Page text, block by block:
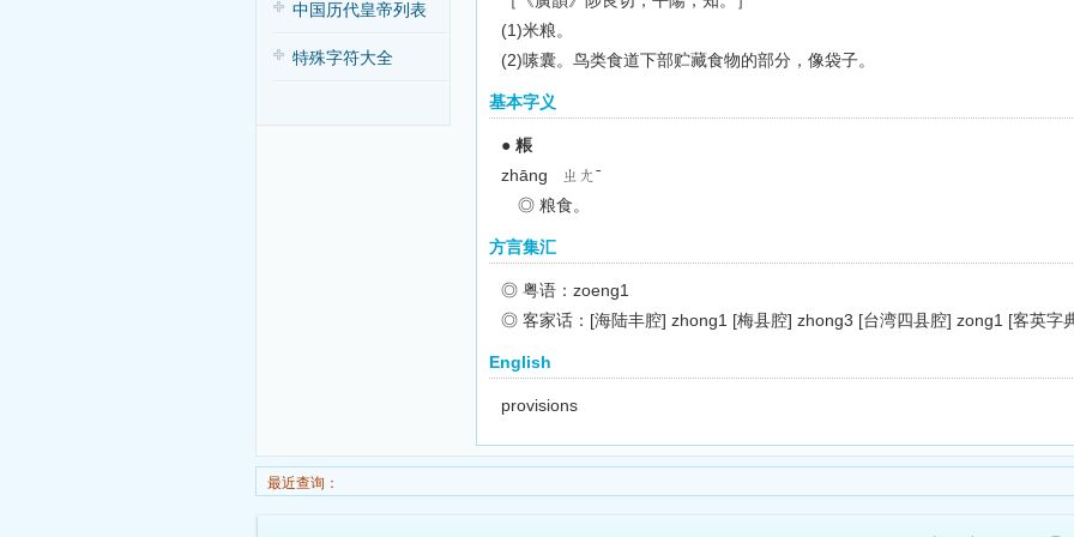
中国历代皇帝列表
特殊字符大全
(1)米粮。
(2)嗉囊。鸟类食道下部贮藏食物的部分，像袋子。
基本字义
● 粻
zhāng ㄓㄤˉ
◎ 粮食。
方言集汇
◎ 粤语：zoeng1
◎ 客家话：[海陆丰腔] zhong1 [梅县腔] zhong3 [台湾四县腔] zong1 [客英字
English
provisions
最近查询：